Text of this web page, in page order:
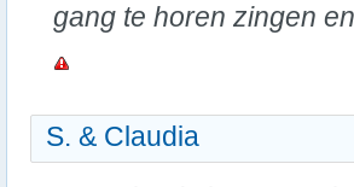
gang te horen zingen
S. & Claudia